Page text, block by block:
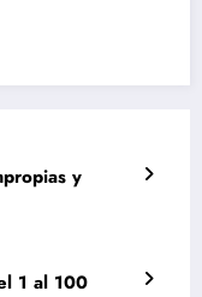
y
1 al 100